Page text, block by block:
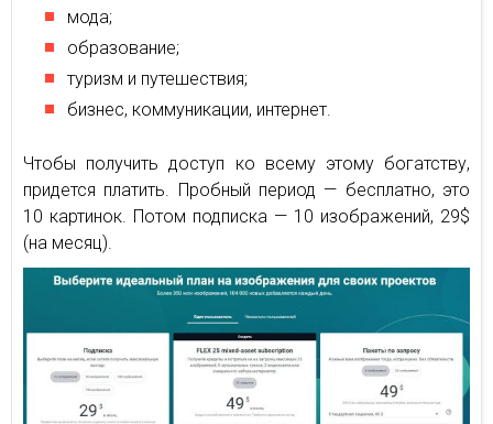
мода;
образование;
туризм и путешествия;
бизнес, коммуникации, интернет.
Чтобы получить доступ ко всему этому богатству,
придется платить. Пробный период — бесплатно, это
10 картинок. Потом подписка — 10 изображений, 29$
(на месяц).